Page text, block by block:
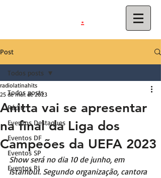
.
Post
Todos posts
Rádio
Eventos Destaques
Eventos DF
Eventos SP
Eventos RJ
Todos posts
Anitta vai se apresentar
na final da Liga dos
Campeões da UEFA 2023
radiolatinahits
25 de mai. de 2023
Show será no dia 10 de junho, em
Istambul. Segundo organização, cantora